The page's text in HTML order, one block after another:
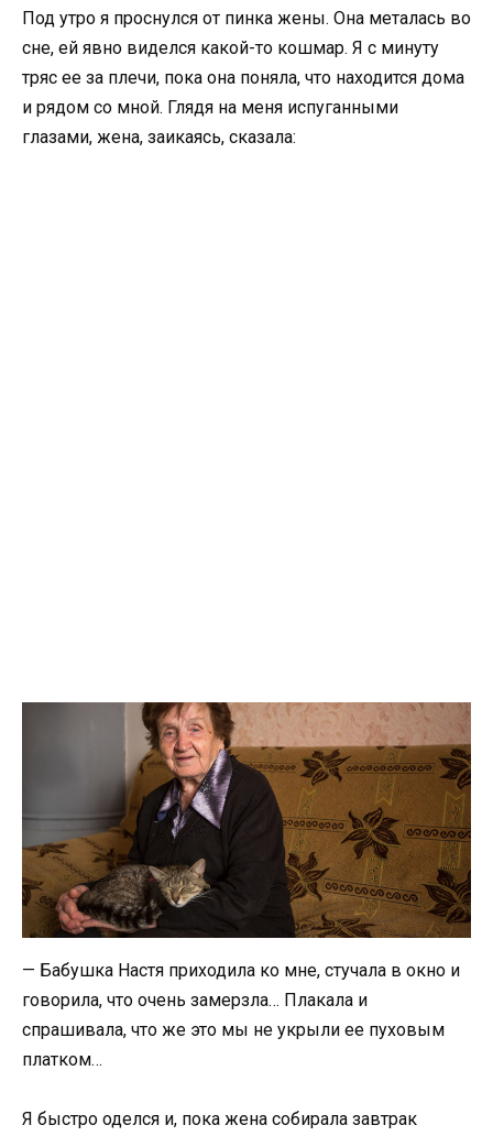
Под утро я проснулся от пинка жены. Она металась во
сне, ей явно виделся какой-то кошмар. Я с минуту
тряс ее за плечи, пока она поняла, что находится дома
и рядом со мной. Глядя на меня испуганными
глазами, жена, заикаясь, сказала:
— Бабушка Настя приходила ко мне, стучала в окно и
говорила, что очень замерзла… Плакала и
спрашивала, что же это мы не укрыли ее пуховым
платком…
Я быстро оделся и, пока жена собирала завтрак